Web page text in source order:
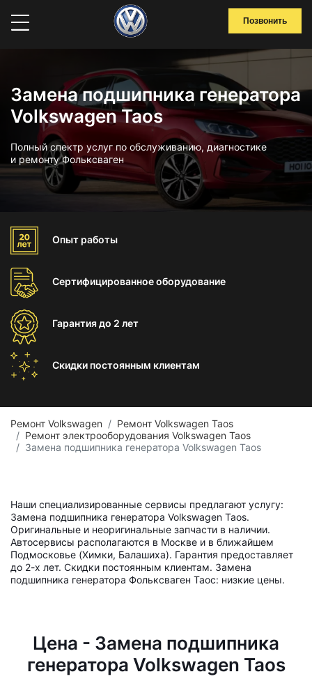
Позвонить
Замена подшипника генератора
Volkswagen Taos
Полный спектр услуг по обслуживанию, диагностике
и ремонту Фольксваген
Опыт работы
Сертифицированноеоборудование
Гарантиядо 2 лет
Скидки постоянным клиентам
Ремонт Volkswagen
Ремонт Volkswagen Taos
Ремонт электрооборудования Volkswagen Taos
Замена подшипника генератора Volkswagen Taos
Наши специализированные сервисы предлагают услугу:
Замена подшипника генератора Volkswagen Taos.
Оригинальные и неоригинальные запчасти в наличии.
Автосервисы располагаются в Москве и в ближайшем
Подмосковье (Химки, Балашиха). Гарантия предоставляет
до 2-х лет. Скидки постоянным клиентам. Замена
подшипника генератора Фольксваген Таос: низкие цены.
Цена - Замена подшипника
генератора Volkswagen Taos